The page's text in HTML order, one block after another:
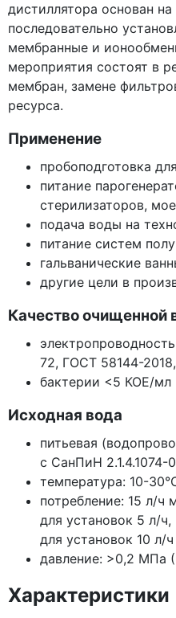
дистиллятора основан
последовательно
мембранные и
мероприятия состоят в
мембран, замене
ресурса.
Применение
пробоподготовка
питание
стерилизаторов,
подача воды на
питание систем
гальванические
другие цели в
Качество очищенной
72, ГОСТ 58144-
бактерии <5 КОЕ/мл
Исходная вода
питьевая
с СанПиН 2.1.4.1074-
температура: 10-
потребление: 15 л/ч
для установок 5 л/
для установок 10 л/ч
давление: >0,2 МПа
Характеристики